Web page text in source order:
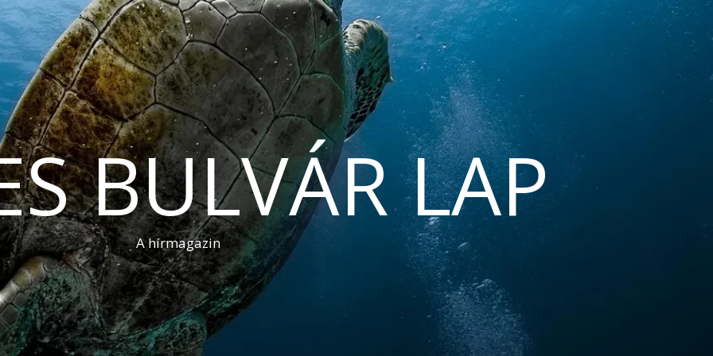
BULVÁR LAP
A hírmagazin